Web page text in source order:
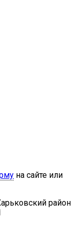
на сайте или
район